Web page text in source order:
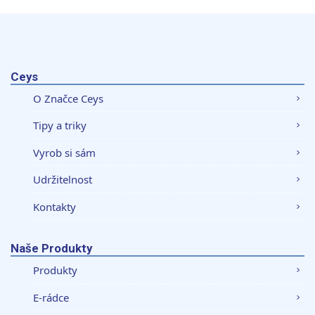
Ceys
O Značce Ceys
Tipy a triky
Vyrob si sám
Udržitelnost
Kontakty
Naše Produkty
Produkty
E-rádce